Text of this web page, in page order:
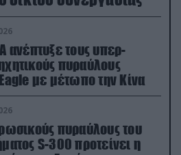
ανέπτυξε τους υπερ-
πυραύλους
με μέτωπο την Κίνα
πυραύλους του
S-300 προτείνει η